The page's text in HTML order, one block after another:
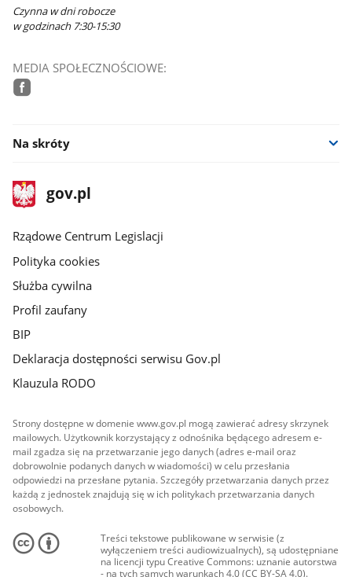
Czynna w dni robocze
w godzinach 7:30-15:30
MEDIA SPOŁECZNOŚCIOWE:
Na skróty
stopka
gov.plStrona
gov.pl
Rządowe Centrum Legislacji
Polityka cookies
Służba cywilna
Profil zaufany
BIP
Deklaracja dostępności serwisu Gov.pl
Klauzula RODO
Strony dostępne w domenie www.gov.pl mogą zawierać adresy skrzynek
mailowych. Użytkownik korzystający z odnośnika będącego adresem e-
mail zgadza się na przetwarzanie jego danych (adres e-mail oraz
dobrowolnie podanych danych w wiadomości) w celu przesłania
odpowiedzi na przesłane pytania. Szczegóły przetwarzania danych przez
każdą z jednostek znajdują się w ich politykach przetwarzania danych
osobowych.
Treści tekstowe publikowane w serwisie (z
wyłączeniem treści audiowizualnych), są udostępniane
na licencji typu Creative Commons: uznanie autorstwa
- na tych samych warunkach 4.0 (CC BY-SA 4.0).